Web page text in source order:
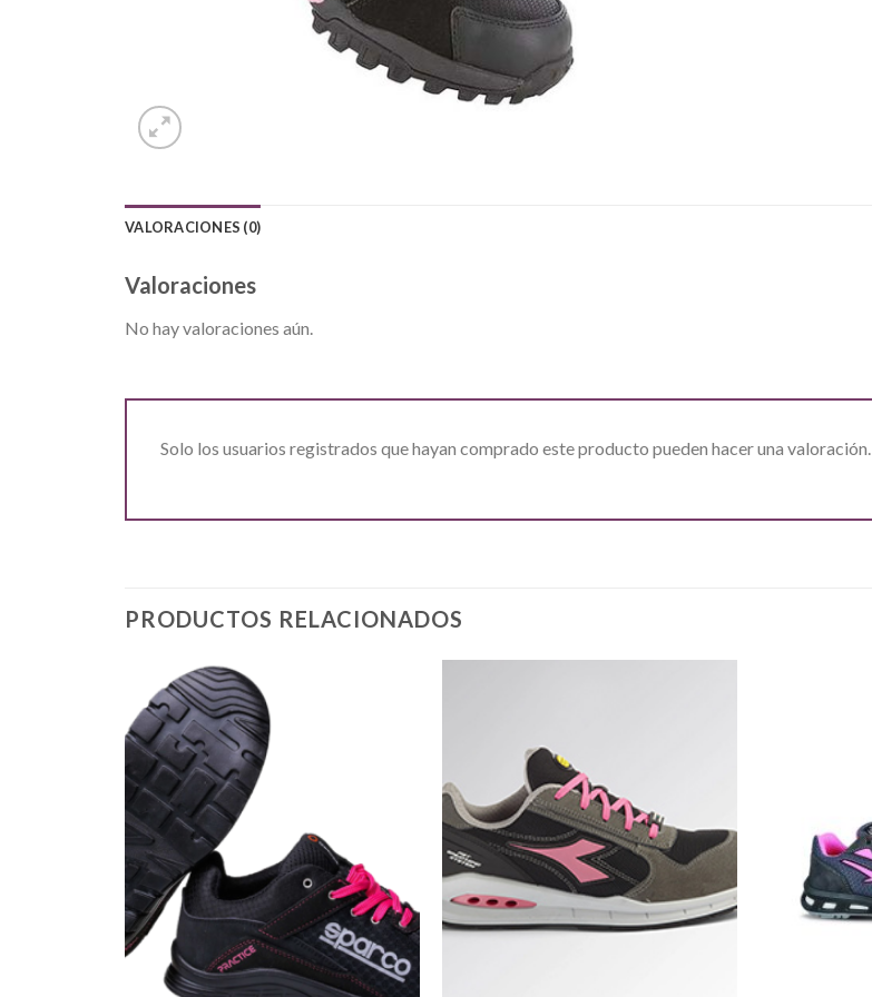
VALORACIONES (0)
Valoraciones
No hay valoraciones aún.
Solo los usuarios registrados que hayan comprado este producto pueden hacer una valoración.
PRODUCTOS RELACIONADOS